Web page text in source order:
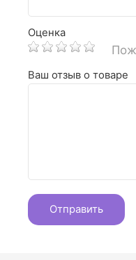
Оценка
Ваш отзыв о товаре